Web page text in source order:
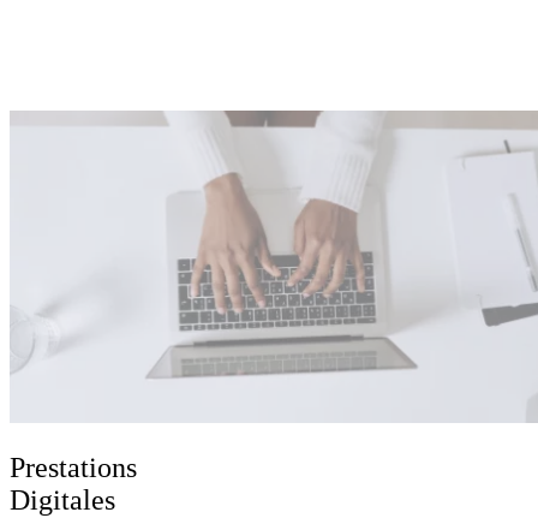
Prestations
Digitales